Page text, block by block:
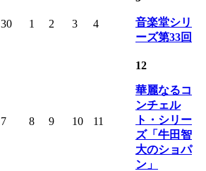
30 1 2 3 4
音楽堂シリ
ーズ第33回
7 8 9 10 11
12
華麗なるコ
ンチェル
ト・シリー
ズ「牛田智
大のショパ
ン」